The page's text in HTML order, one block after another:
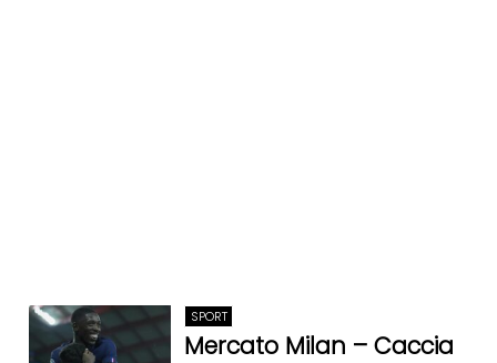
SPORT
Mercato Milan – Caccia